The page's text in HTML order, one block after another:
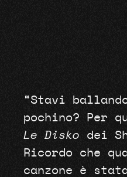
“Stavi
pochino? Per
Le Disko dei
Ricordo che
canzone è